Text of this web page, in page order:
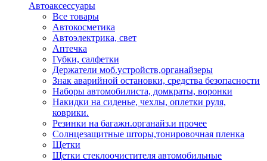
Автоаксессуары
Все товары
Автокосметика
Автоэлектрика, свет
Аптечка
Губки, салфетки
Держатели моб.устройств,органайзеры
Знак аварийной остановки, средства безопасности
Наборы автомобилиста, домкраты, воронки
Накидки на сиденье, чехлы, оплетки руля,
коврики.
Резинки на багажн.органайз.и прочее
Солнцезащитные шторы,тонировочная пленка
Щетки
Щетки стеклоочистителя автомобильные